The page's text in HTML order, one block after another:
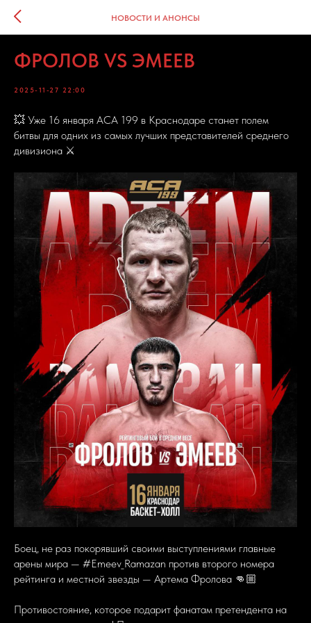
НОВОСТИ И АНОНСЫ
ФРОЛОВ VS ЭМЕЕВ
2025-11-27 22:00
💥 Уже 16 января АСА 199 в Краснодаре станет полем
битвы для одних из самых лучших представителей среднего
дивизиона ⚔️
Боец, не раз покорявший своими выступлениями главные
арены мира — #Emeev_Ramazan против второго номера
рейтинга и местной звезды — Артема Фролова 👊🏼
Противостояние, которое подарит фанатам претендента на